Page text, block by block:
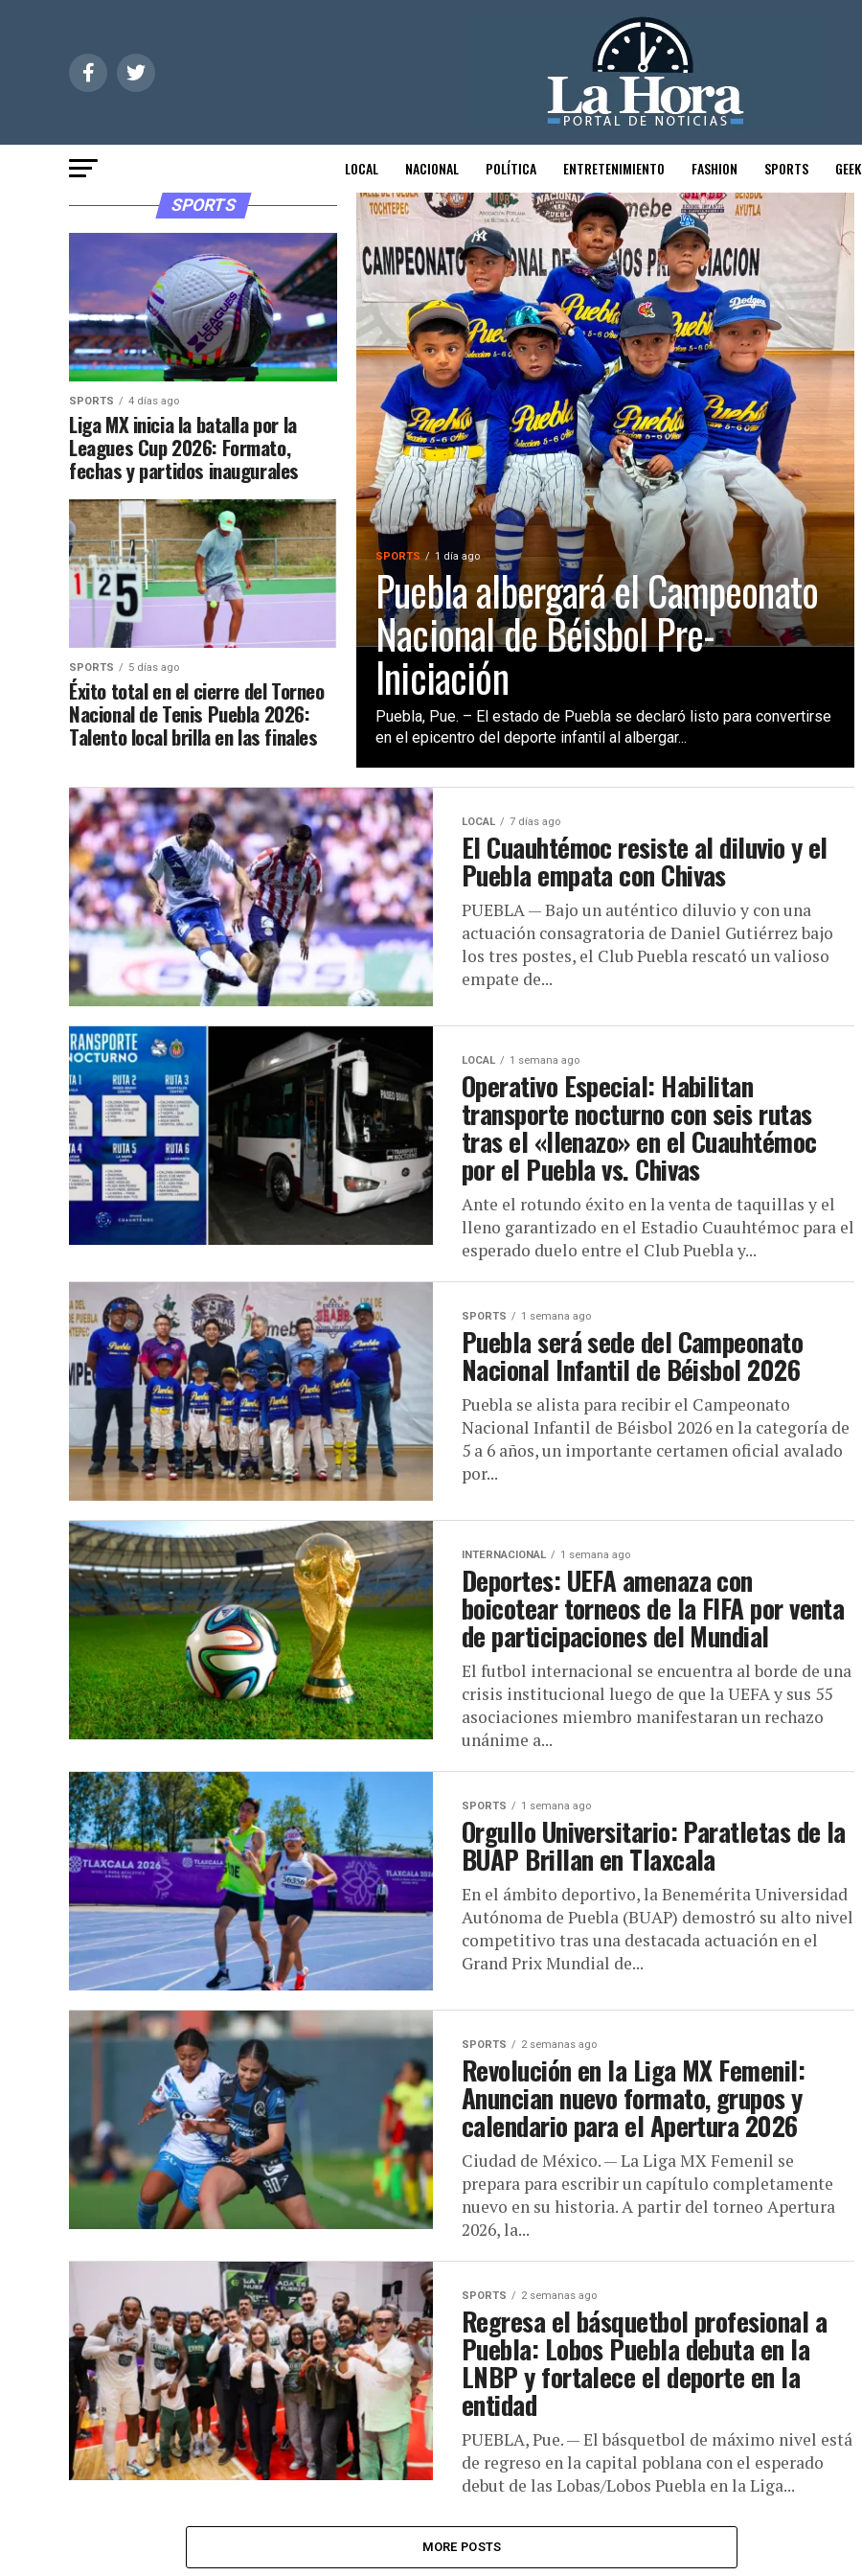
LOCAL NACIONAL POLÍTICA ENTRETENIMIENTO FASHION SPORTS GEEK
SPORTS 1 día ago
Puebla albergará el Campeonato
Nacional de Béisbol Pre-
Iniciación
Puebla, Pue. – El estado de Puebla se declaró listo para convertirse
en el epicentro del deporte infantil al albergar...
SPORTS
SPORTS 4 días ago
Liga MX inicia la batalla por la
Leagues Cup 2026: Formato,
fechas y partidos inaugurales
SPORTS 5 días ago
Éxito total en el cierre del Torneo
Nacional de Tenis Puebla 2026:
Talento local brilla en las finales
LOCAL 7 días ago
El Cuauhtémoc resiste al diluvio y el
Puebla empata con Chivas
PUEBLA — Bajo un auténtico diluvio y con una
actuación consagratoria de Daniel Gutiérrez bajo
los tres postes, el Club Puebla rescató un valioso
empate de...
LOCAL 1 semana ago
Operativo Especial: Habilitan
transporte nocturno con seis rutas
tras el «llenazo» en el Cuauhtémoc
por el Puebla vs. Chivas
Ante el rotundo éxito en la venta de taquillas y el
lleno garantizado en el Estadio Cuauhtémoc para el
esperado duelo entre el Club Puebla y...
SPORTS 1 semana ago
Puebla será sede del Campeonato
Nacional Infantil de Béisbol 2026
Puebla se alista para recibir el Campeonato
Nacional Infantil de Béisbol 2026 en la categoría de
5 a 6 años, un importante certamen oficial avalado
por...
INTERNACIONAL 1 semana ago
Deportes: UEFA amenaza con
boicotear torneos de la FIFA por venta
de participaciones del Mundial
El futbol internacional se encuentra al borde de una
crisis institucional luego de que la UEFA y sus 55
asociaciones miembro manifestaran un rechazo
unánime a...
SPORTS 1 semana ago
Orgullo Universitario: Paratletas de la
BUAP Brillan en Tlaxcala
En el ámbito deportivo, la Benemérita Universidad
Autónoma de Puebla (BUAP) demostró su alto nivel
competitivo tras una destacada actuación en el
Grand Prix Mundial de...
SPORTS 2 semanas ago
Revolución en la Liga MX Femenil:
Anuncian nuevo formato, grupos y
calendario para el Apertura 2026
Ciudad de México. — La Liga MX Femenil se
prepara para escribir un capítulo completamente
nuevo en su historia. A partir del torneo Apertura
2026, la...
SPORTS 2 semanas ago
Regresa el básquetbol profesional a
Puebla: Lobos Puebla debuta en la
LNBP y fortalece el deporte en la
entidad
PUEBLA, Pue. — El básquetbol de máximo nivel está
de regreso en la capital poblana con el esperado
debut de las Lobas/Lobos Puebla en la Liga...
MORE POSTS